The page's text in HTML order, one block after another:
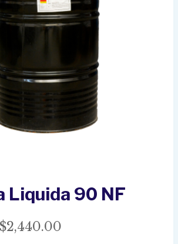
Liquida 90 NF
$2,440.00